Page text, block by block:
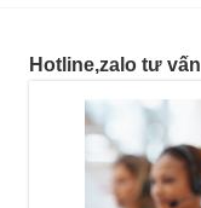
Hotline,zalo tư vấn